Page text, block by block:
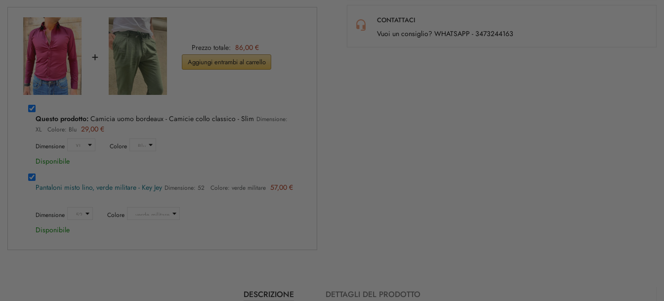
+ Prezzo totale: 86,00 €
Aggiungi entrambi al carrello
Questo prodotto: Camicia uomo bordeaux - Camicie collo classico - Slim Dimensione:
XL Colore: Blu 29,00 €
Dimensione Colore
Disponibile
Pantaloni misto lino, verde militare - Key Jey Dimensione: 52 Colore: verde militare 57,00 €
Dimensione Colore
Disponibile
CONTATTACI
Vuoi un consiglio? WHATSAPP - 3473244163
DESCRIZIONE DETTAGLI DEL PRODOTTO